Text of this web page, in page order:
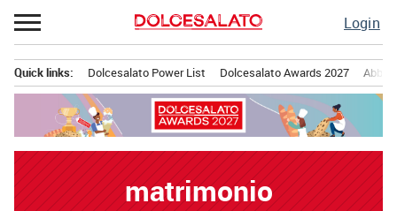
Passa
al
Login
principale
Quick links: Dolcesalato Power List Dolcesalato Awards 2027
matrimonio